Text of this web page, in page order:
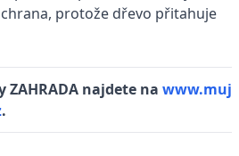
protože dřevo přitahuje
najdete na
.